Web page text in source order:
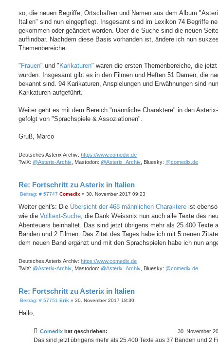
a
so, die neuen Begriffe, Ortschaften und Namen aus dem Album
Italien" sind nun eingepflegt. Insgesamt sind im Lexikon 74 Begriffe
gekommen oder geändert worden. Über die Suche sind die neuen
auffindbar. Nachdem diese Basis vorhanden ist, ändere ich nun
Themenbereiche.
" Frauen" und " Karikaturen" waren die ersten Themenbereiche, die
wurden. Insgesamt gibt es in den Filmen und Heften 51 Damen, die
bekannt sind. 94 Karikaturen, Anspielungen und Erwähnungen sind
Karikaturen aufgeführt.
Weiter geht es mit dem Bereich "männliche Charaktere" in den
gefolgt von "Sprachspiele & Assoziationen".
Gruß, Marco
Deutsches Asterix Archiv: https://www.comedix.de
TwiX: @Asterix-Archiv , Mastodon: @Asterix_Archiv , Bluesky: @comedix.de
Re: Fortschritt zu Asterix in Italien
Beitrag: # 57747 B
r
a
g
Comedix » 30. November 2017 09:23
Weiter geht's: Die Übersicht der 468 männlichen Charaktere ist
wie die Volltext-Suche, die Dank Weissnix nun auch alle Texte des
Abenteuers beinhaltet. Das sind jetzt übrigens mehr als 25.400 Texte
Bänden und 2 Filmen. Das Zitat des Tages habe ich mit 5 neuen
dem neuen Band ergänzt und mit den Sprachspielen habe ich nun
Deutsches Asterix Archiv: https://www.comedix.de
TwiX: @Asterix-Archiv , Mastodon: @Asterix_Archiv , Bluesky: @comedix.de
Re: Fortschritt zu Asterix in Italien
Beitrag: # 57751 B
a
Erik » 30. November 2017 18:30
Hallo,
Comedix hat geschrieben: 30. November
Das sind jetzt übrigens mehr als 25.400 Texte aus 37 Bänden und 2